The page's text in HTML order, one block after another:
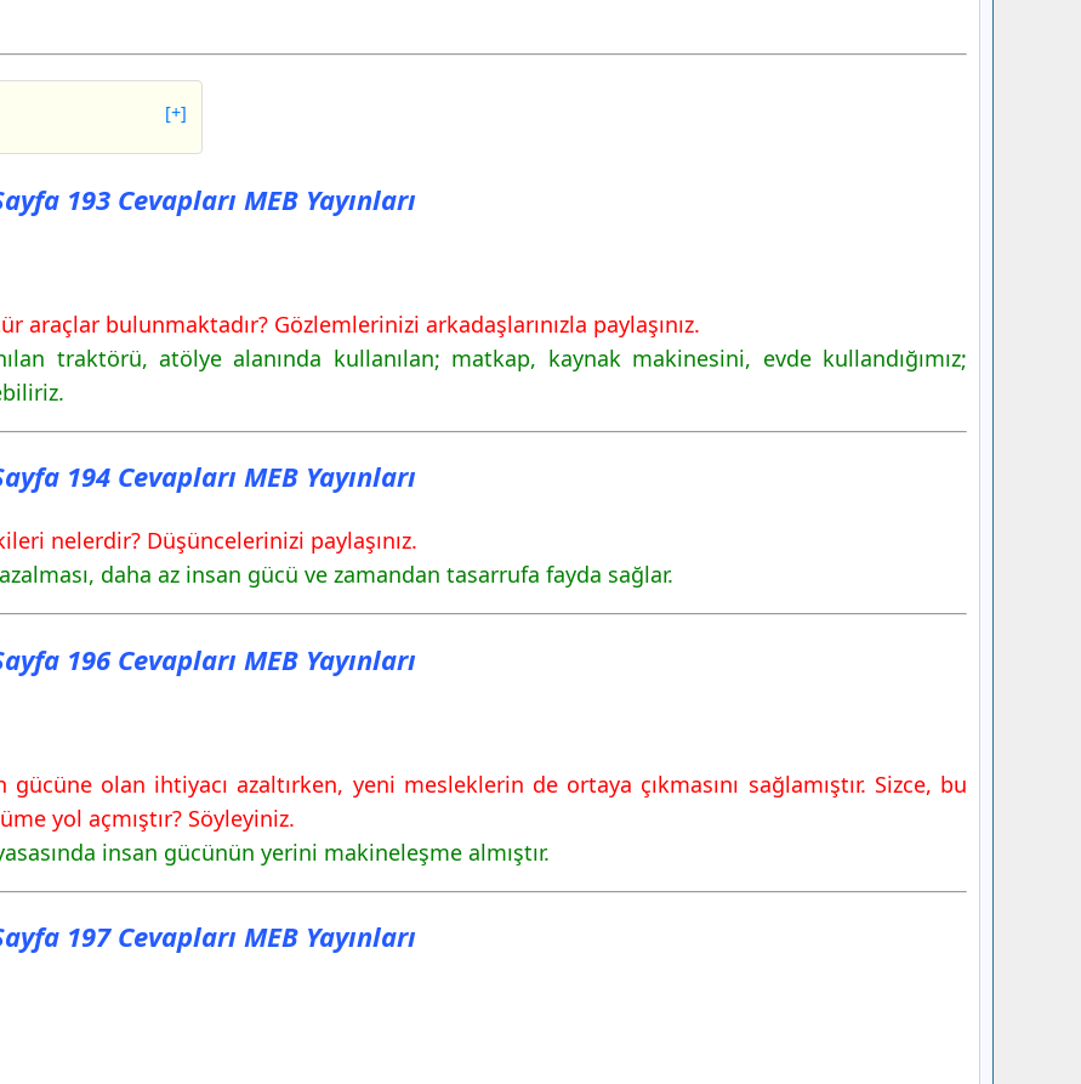
[+]
Cevapları MEB
Cevapları MEB
Cevapları MEB
193 Cevapları MEB Yayınları
araçlar bulunmaktadır? Gözlemlerinizi arkadaşlarınızla paylaşınız.
traktörü, atölye alanında kullanılan; matkap, kaynak makinesini, evde kullandığımız;
194 Cevapları MEB Yayınları
nelerdir? Düşüncelerinizi paylaşınız.
daha az insan gücü ve zamandan tasarrufa fayda sağlar.
196 Cevapları MEB Yayınları
olan ihtiyacı azaltırken, yeni mesleklerin de ortaya çıkmasını sağlamıştır. Sizce, bu
yol açmıştır? Söyleyiniz.
insan gücünün yerini makineleşme almıştır.
197 Cevapları MEB Yayınları